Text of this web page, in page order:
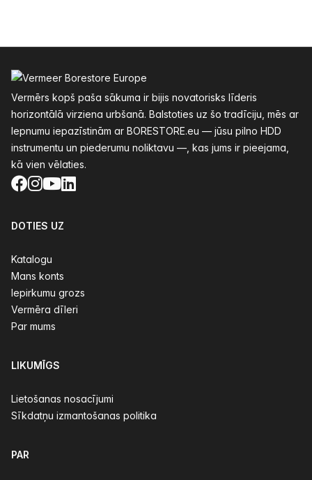
Vermērs kopš paša sākuma ir bijis novatorisks līderis
horizontālā virziena urbšanā. Balstoties uz šo tradīciju, mēs ar
lepnumu iepazīstinām ar BORESTORE.eu — jūsu pilno HDD
instrumentu un piederumu noliktavu —, kas jums ir pieejama,
kā vien vēlaties.
Facebook
Instagram
YouTube
LinkedIn
DOTIES UZ
Katalogu
Mans konts
Iepirkumu grozs
Vermēra dīleri
Par mums
LIKUMĪGS
Lietošanas nosacījumi
Sīkdatņu izmantošanas politika
PAR